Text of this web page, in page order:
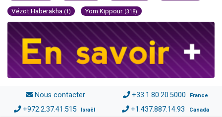
Vézot Haberakha (1) Yom Kippour (318)
Nous contacter +33.1.80.20.5000 France
+972.2.37.41.515 Israël +1.437.887.14.93 Canada